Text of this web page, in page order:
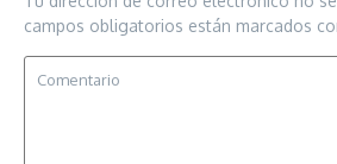
campos obligatorios están marcados